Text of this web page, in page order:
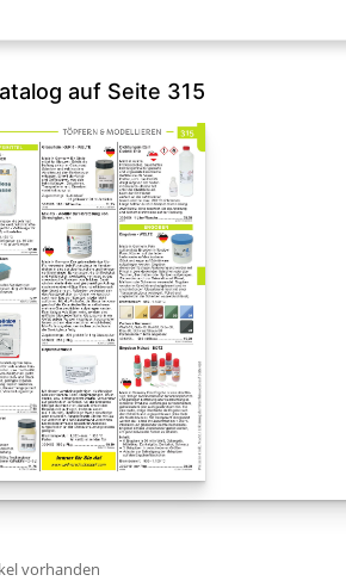
auf Seite 315
vorhanden